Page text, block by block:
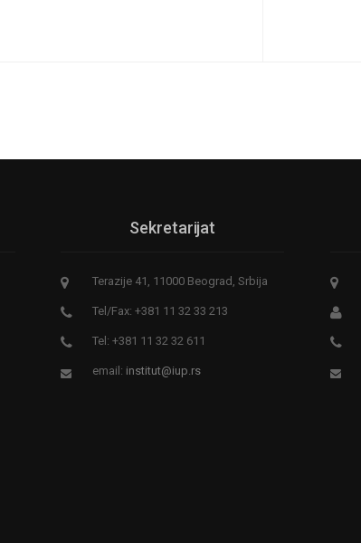
Sekretarijat
Terazije 41, 11000 Beograd, Srbija
Tel/Fax: +381 11 32 33 213
Tel: +381 11 32 32 611
email: institut@iup.rs